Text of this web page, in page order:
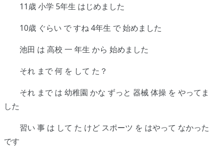
11歳 小学 5年生 はじめました
10歳 ぐらい で すね 4年生 で 始めました
池田 は 高校 一 年生 から 始めました
それ まで 何 を して た？
それ まで は 幼稚園 かな ずっと 器械 体操 を やってま
した
習い 事 は して た けど スポーツ を はやって なかった
です